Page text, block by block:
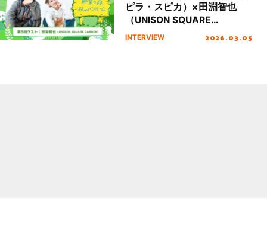
ピラ・スピカ）×田淵智也
（UNISON SQUARE
GARDEN）
INTERVIEW 2026.03.05